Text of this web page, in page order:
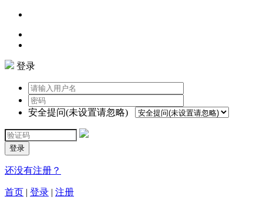
登录
安全提问(未设置请忽略)
登录
还没有注册？
首页 | 登录 | 注册